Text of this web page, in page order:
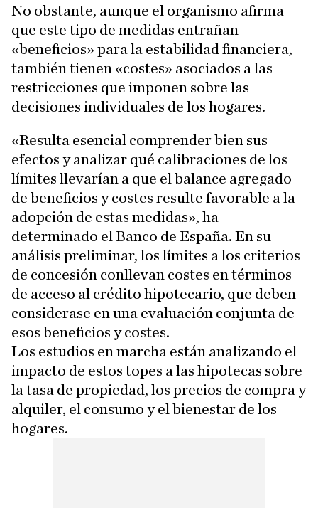
No obstante, aunque el organismo afirma
que este tipo de medidas entrañan
«beneficios» para la estabilidad financiera,
también tienen «costes» asociados a las
restricciones que imponen sobre las
decisiones individuales de los hogares.
«Resulta esencial comprender bien sus
efectos y analizar qué calibraciones de los
límites llevarían a que el balance agregado
de beneficios y costes resulte favorable a la
adopción de estas medidas», ha
determinado el Banco de España. En su
análisis preliminar, los límites a los criterios
de concesión conllevan costes en términos
de acceso al crédito hipotecario, que deben
considerase en una evaluación conjunta de
esos beneficios y costes.
Los estudios en marcha están analizando el
impacto de estos topes a las hipotecas sobre
la tasa de propiedad, los precios de compra y
alquiler, el consumo y el bienestar de los
hogares.